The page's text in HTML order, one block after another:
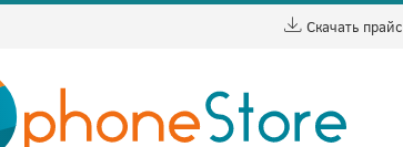
Скачать прайс